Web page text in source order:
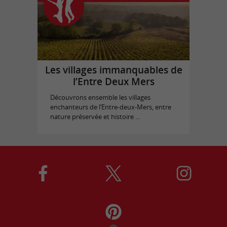
Les villages immanquables de
l’Entre Deux Mers
Découvrons ensemble les villages
enchanteurs de l’Entre-deux-Mers, entre
nature préservée et histoire ...